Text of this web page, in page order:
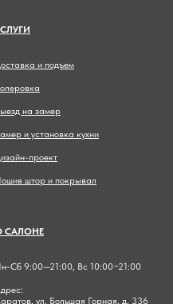
и подъем
на замер
и установка кухни
проект
штор и покрывал
САЛОНЕ
Сб 9:00—21:00, Вс 10:00−21:00
ул. Большая Горная, д. 336